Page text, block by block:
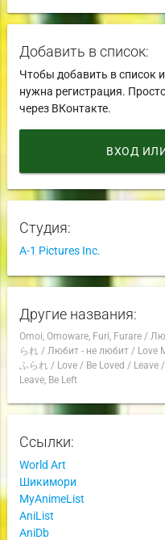
Добавить в список:
Чтобы добавить в список
нужна регистрация.
через ВКонтакте.
ВХОД
Студия:
A-1 Pictures Inc.
Другие названия:
Omoi, Omoware, Furi, Furare/
られ/ Любит - не любит/ Love
ふられ/ Love/ Be Loved / Leave/
Leave, Be Left
Ссылки:
World Art
Шикимори
MyAnimeList
AniList
AniDb